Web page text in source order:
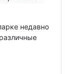
недавно